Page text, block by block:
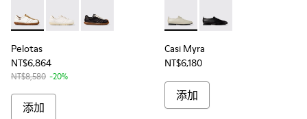
Pelotas - K201758-010 - 女士白色絨面革和皮革鞋
Pelotas - K201758-003
Pelotas - K201758-001
Pelotas
NT$6,864
NT$8,580 -20%
添加
Casi Myra - K201802-002 -
Casi Myra - K201802-
Casi Myra
NT$6,180
添加